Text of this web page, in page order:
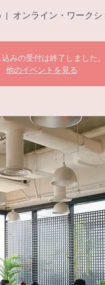
  |
オンライン・ワークシ
みの受付は終了しました。
他のイベントを見る